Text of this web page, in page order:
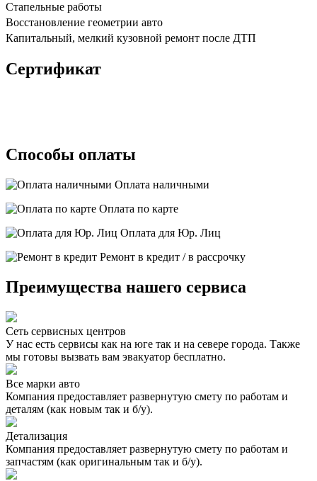
Стапельные работы
Восстановление геометрии авто
Капитальный, мелкий кузовной ремонт после ДТП
Сертификат
Способы оплаты
Оплата наличными
Оплата по карте
Оплата для Юр. Лиц
Ремонт в кредит / в рассрочку
Преимущества нашего сервиса
Сеть сервисных центров
У нас есть сервисы как на юге так и на севере города. Также
мы готовы вызвать вам эвакуатор бесплатно.
Все марки авто
Компания предоставляет развернутую смету по работам и
деталям (как новым так и б/у).
Детализация
Компания предоставляет развернутую смету по работам и
запчастям (как оригинальным так и б/у).